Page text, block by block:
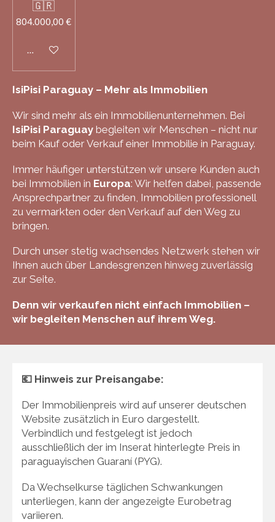
🇬🇷
804.000,00 €
In den Warenkorb
IsiPisi Paraguay – Mehr als Immobilien
Wir sind mehr als ein Immobilienunternehmen. Bei
IsiPisi Paraguay begleiten wir Menschen – nicht nur
beim Kauf oder Verkauf einer Immobilie in Paraguay.
Immer häufiger unterstützen wir unsere Kunden auch
bei Immobilien in Europa: Wir helfen dabei, passende
Ansprechpartner zu finden, Immobilien professionell
zu vermarkten oder den Verkauf auf den Weg zu
bringen.
Durch unser stetig wachsendes Netzwerk stehen wir
Ihnen auch über Landesgrenzen hinweg zuverlässig
zur Seite.
Denn wir verkaufen nicht einfach Immobilien –
wir begleiten Menschen auf ihrem Weg.
💶 Hinweis zur Preisangabe:
Der Immobilienpreis wird auf unserer deutschen
Website zusätzlich in Euro dargestellt.
Verbindlich und festgelegt ist jedoch
ausschließlich der im Inserat hinterlegte Preis in
paraguayischen Guaraní (PYG).
Da Wechselkurse täglichen Schwankungen
unterliegen, kann der angezeigte Eurobetrag
variieren.